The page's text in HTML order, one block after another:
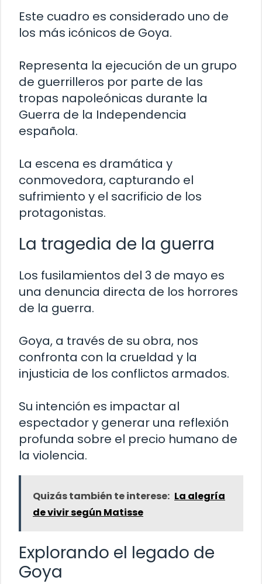
Este cuadro es considerado uno de
los más icónicos de Goya.
Representa la ejecución de un grupo
de guerrilleros por parte de las
tropas napoleónicas durante la
Guerra de la Independencia
española.
La escena es dramática y
conmovedora, capturando el
sufrimiento y el sacrificio de los
protagonistas.
La tragedia de la guerra
Los fusilamientos del 3 de mayo es
una denuncia directa de los horrores
de la guerra.
Goya, a través de su obra, nos
confronta con la crueldad y la
injusticia de los conflictos armados.
Su intención es impactar al
espectador y generar una reflexión
profunda sobre el precio humano de
la violencia.
Quizás también te interese: La alegría
de vivir según Matisse
Explorando el legado de
Goya